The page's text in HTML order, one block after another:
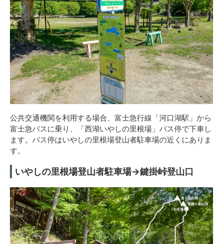
公共交通機関を利用する場合、富士急行線「河口湖駅」から
富士急バスに乗り、「西湖いやしの里根場」バス停で下車し
ます。バス停はいやしの里根場登山者駐車場の近くにありま
す。
いやしの里根場登山者駐車場→鍵掛峠登山口